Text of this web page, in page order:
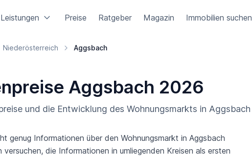
Leistungen Preise Ratgeber Magazin Immobilien suchen
Niederösterreich Aggsbach
Aggsbach 2026
und die Entwicklung des Wohnungsmarkts in Aggsbach
genug Informationen über den Wohnungsmarkt in Aggsbach
die Informationen in umliegenden Kreisen als ersten